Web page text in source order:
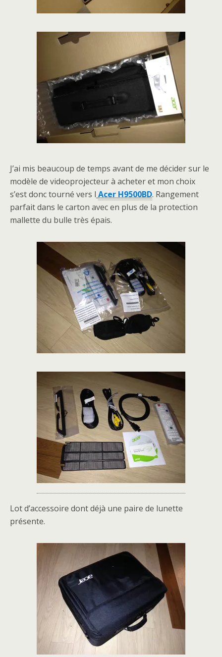
J’ai mis beaucoup de temps avant de me décider sur le
modèle de videoprojecteur à acheter et mon choix
s’est donc tourné vers l Acer H9500BD. Rangement
parfait dans le carton avec en plus de la protection
mallette du bulle très épais.
Lot d’accessoire dont déjà une paire de lunette
présente.